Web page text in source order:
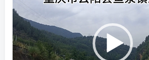
频
播
放
器